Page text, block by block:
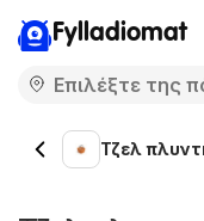
Fylladiomat
Τζελ